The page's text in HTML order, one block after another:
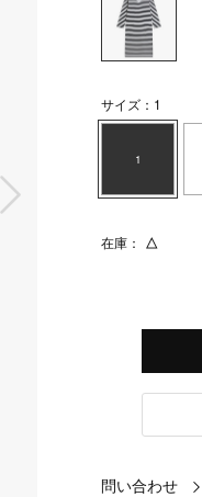
サイズ：1
1
在庫： △
問い合わせ